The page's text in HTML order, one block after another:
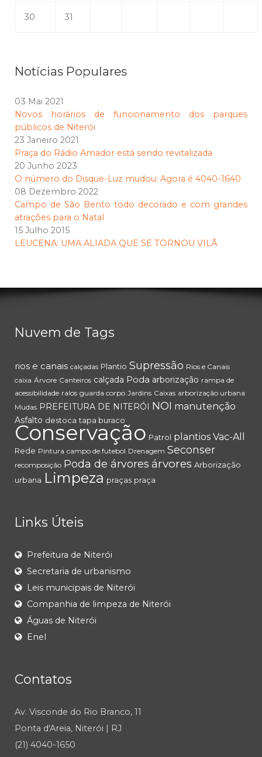
30 31
Notícias Populares
03 Mai 2021
Novos horários de funcionamento dos parques
públicos de Niterói
23 Janeiro 2021
Praça do Rádio Amador está sendo revitalizada
20 Junho 2023
O número do Disque-Luz mudou: Agora é 4040-1640
08 Dezembro 2022
Campo de São Bento todo decorado e com grandes
atrações para o Natal
15 Julho 2015
LEUCENA: UMA ALIADA QUE SE TORNOU VILÃ
Nuvem de Tags
rios e canais calçadas Plantio Supressão Rios e Canais
caixa Árvore Canteiros calçada Poda arborização rampa de
acessibilidade ralos guarda corpo Jardins Caixas arborização urbana
Mudas PREFEITURA DE NITERÓI NOI manutenção
Asfalto destoca tapa buraco
Conservação Patrol plantios Vac-All
Rede Pintura campo de futebol Drenagem Seconser
recomposição Poda de árvores árvores Arborização
urbana Limpeza praças praça
Links Úteis
Prefeitura de Niterói
Secretaria de urbanismo
Leis municipais de Niterói
Companhia de limpeza de Niterói
Águas de Niterói
Enel
Contatos
Av. Visconde do Rio Branco, 11
Ponta d'Areia, Niterói | RJ
(21) 4040-1650